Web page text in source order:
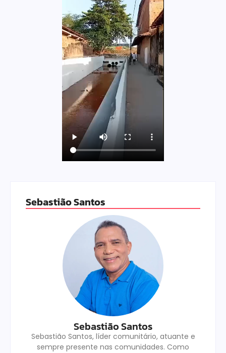
Sebastião Santos
Sebastião Santos
Sebastião Santos, líder comunitário, atuante e
sempre presente nas comunidades. Como